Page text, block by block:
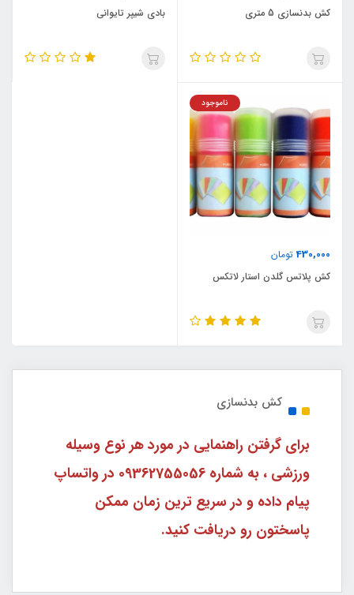
کش بدنسازی 5 متری بادی شیپر تایوانی
430,000تومان
ناموجود
کش پلاتس گلدن استار لاتکس
کش بدنسازی
برای گرفتن راهنمایی در مورد هر نوع وسیله
ورزشی ، به شماره 09362755056 در واتساپ
پیام داده و در سریع ترین زمان ممکن
پاسختون رو دریافت کنید.